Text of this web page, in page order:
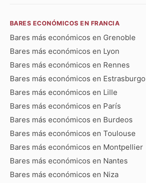
BARES ECONÓMICOS EN FRANCIA
Bares más económicos en Grenoble
Bares más económicos en Lyon
Bares más económicos en Rennes
Bares más económicos en Estrasburgo
Bares más económicos en Lille
Bares más económicos en París
Bares más económicos en Burdeos
Bares más económicos en Toulouse
Bares más económicos en Montpellier
Bares más económicos en Nantes
Bares más económicos en Niza